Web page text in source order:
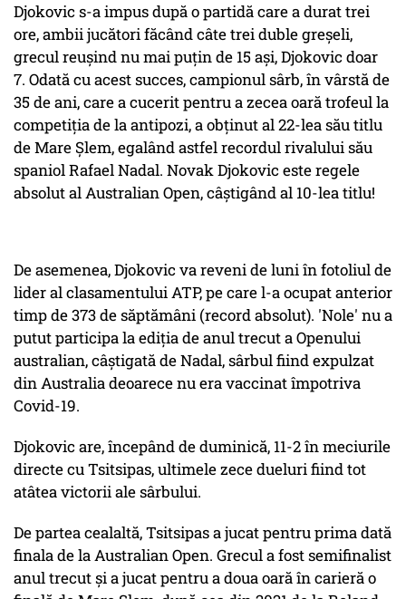
Djokovic s-a impus după o partidă care a durat trei
ore, ambii jucători făcând câte trei duble greşeli,
grecul reuşind nu mai puţin de 15 aşi, Djokovic doar
7. Odată cu acest succes, campionul sârb, în vârstă de
35 de ani, care a cucerit pentru a zecea oară trofeul la
competiţia de la antipozi, a obţinut al 22-lea său titlu
de Mare Şlem, egalând astfel recordul rivalului său
spaniol Rafael Nadal. Novak Djokovic este regele
absolut al Australian Open, câștigând al 10-lea titlu!
De asemenea, Djokovic va reveni de luni în fotoliul de
lider al clasamentului ATP, pe care l-a ocupat anterior
timp de 373 de săptămâni (record absolut). 'Nole' nu a
putut participa la ediţia de anul trecut a Openului
australian, câştigată de Nadal, sârbul fiind expulzat
din Australia deoarece nu era vaccinat împotriva
Covid-19.
Djokovic are, începând de duminică, 11-2 în meciurile
directe cu Tsitsipas, ultimele zece dueluri fiind tot
atâtea victorii ale sârbului.
De partea cealaltă, Tsitsipas a jucat pentru prima dată
finala de la Australian Open. Grecul a fost semifinalist
anul trecut şi a jucat pentru a doua oară în carieră o